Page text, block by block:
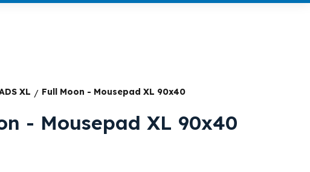
XL / Full Moon - Mousepad XL 90x40
- Mousepad XL 90x40